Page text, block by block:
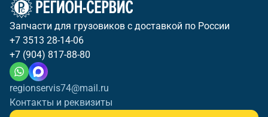
Запчасти для грузовиков с доставкой по России
+7 3513 28-14-06
+7 (904) 817-88-80
regionservis74@mail.ru
Контакты и реквизиты